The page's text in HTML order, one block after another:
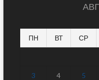
ПН ВТ СР
3 4 5